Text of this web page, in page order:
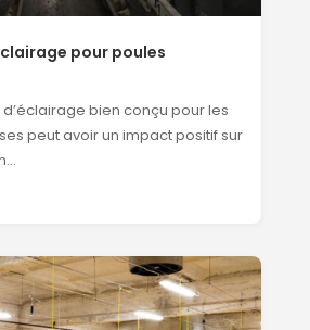
pour poules
bien conçu pour les
peut avoir un impact positif sur